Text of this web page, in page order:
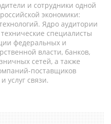
и сотрудники одной
экономики:
Ядро аудитории
специалисты
федеральных и
власти, банков,
сетей, а также
поставщиков
услуг связи.